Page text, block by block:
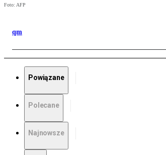
Foto: AFP
qm
Powiązane
Polecane
Najnowsze